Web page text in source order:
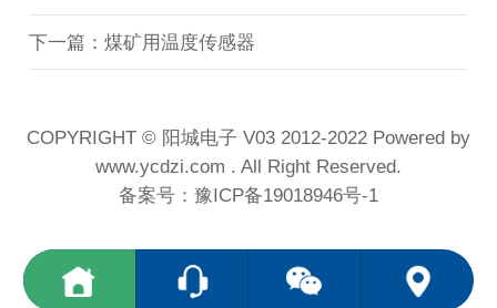
下一篇：煤矿用温度传感器
COPYRIGHT © 阳城电子 V03 2012-2022 Powered by
www.ycdzi.com . All Right Reserved.
备案号： 豫ICP备19018946号-1